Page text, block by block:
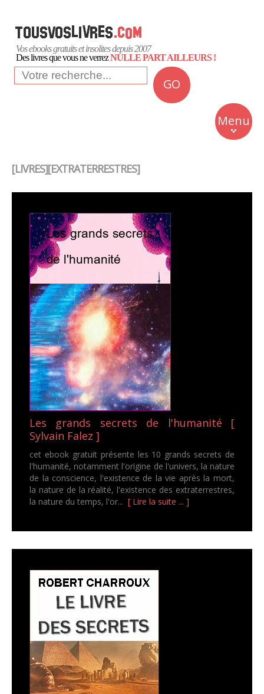
Vos ebooks gratuits et insolites depuis 2007
Des livres que vous ne verrezNULLE PART AILLEURS !
GO
Menu
Insolite
Business
[LIVRES][EXTRATERRESTRES]
Les grands secrets de l'humanité [
Sylvain Falez ]
cet ebook gratuit présente les 10 grands secrets de
l'humanité, notamment l'origine de l'univers, la nature
de la conscience, l'existence de la vie après la mort,
la nature de la réalité, l'existence des extraterrestres,
la nature du temps, l'or... [ Lire la suite ... ]